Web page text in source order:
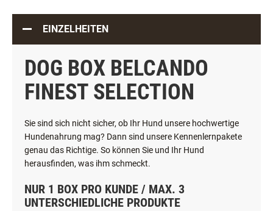
EINZELHEITEN
DOG BOX BELCANDO
FINEST SELECTION
Sie sind sich nicht sicher, ob Ihr Hund unsere hochwertige
Hundenahrung mag? Dann sind unsere Kennenlernpakete
genau das Richtige. So können Sie und Ihr Hund
herausfinden, was ihm schmeckt.
NUR 1 BOX PRO KUNDE / MAX. 3
UNTERSCHIEDLICHE PRODUKTE